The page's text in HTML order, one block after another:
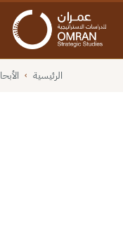
الرئيسية ›